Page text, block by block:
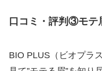
口コミ・評判③モテ
BIO PLUS（ビオプラ